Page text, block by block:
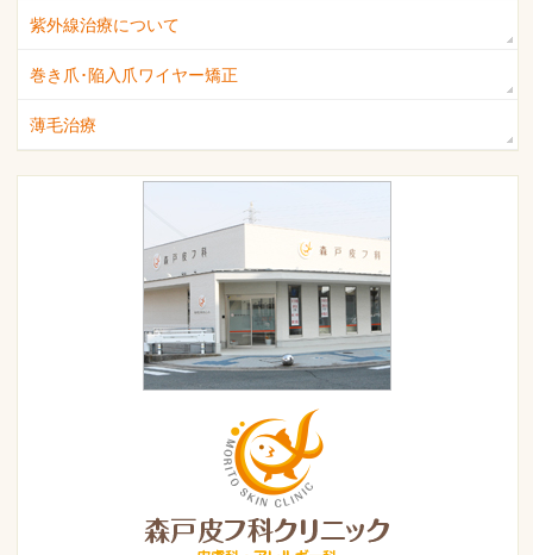
紫外線治療について
巻き爪･陥入爪ワイヤー矯正
薄毛治療